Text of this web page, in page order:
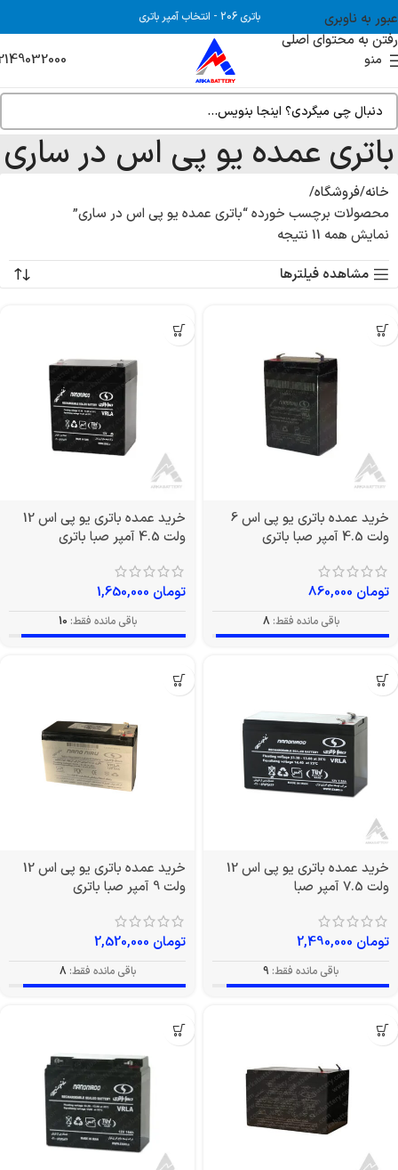
عبور به ناوبری
رفتن به محتوای اصلی
باتری 206 - انتخاب آمپر باتری
منو
باتری عمده یو پی اس در ساری
خانه فروشگاه
محصولات برچسب خورده “باتری عمده یو پی اس در ساری”
نمایش همه 11 نتیجه
مشاهده فیلترها
خرید عمده باتری یو پی اس 6
ولت 4.5 آمپر صبا باتری
تومان
باقی مانده فقط: 8
خرید عمده باتری یو پی اس 12
ولت 4.5 آمپر صبا باتری
تومان
باقی مانده فقط: 10
خرید عمده باتری یو پی اس 12
ولت 7.5 آمپر صبا
تومان
باقی مانده فقط: 9
خرید عمده باتری یو پی اس 12
ولت 9 آمپر صبا باتری
تومان
باقی مانده فقط: 8